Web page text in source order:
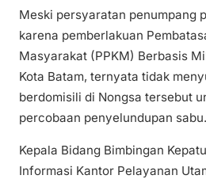
Meski persyaratan penumpang
karena pemberlakuan
Masyarakat (PPKM) Berbasis
Kota Batam, ternyata tidak
berdomisili di Nongsa tersebut
percobaan penyelundupan sabu.
Kepala Bidang Bimbingan
Informasi Kantor Pelayanan